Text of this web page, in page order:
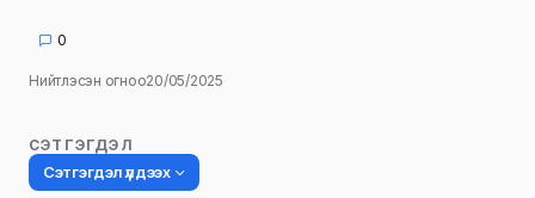
0
Нийтлэсэн огноо20/05/2025
СЭТГЭГДЭЛ
Сэтгэгдэл үлдээх